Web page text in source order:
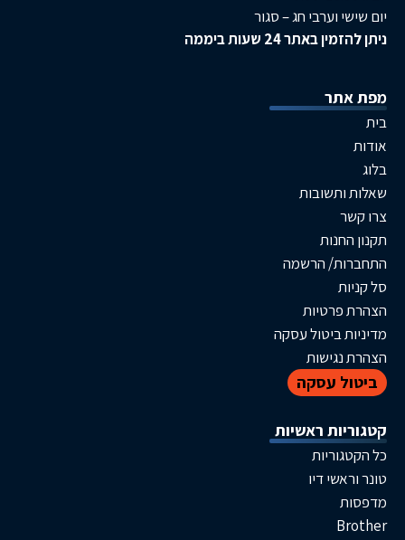
הרשמה
ביטול עסקה
עסקה
ראשיות
דיו
וערבי חג – סגור
24 שעות ביממה